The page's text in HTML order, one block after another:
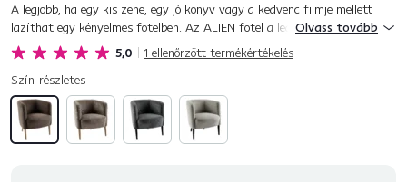
5,0 1 ellenőrzött termékértékelés
A legjobb, ha egy kis zene, egy jó könyv vagy a kedvenc filmje mellett
lazíthat egy kényelmes fotelben. Az ALIEN fotel a legjobb megoldás
Önnek a kikapcsolódáshoz. A fotel teljesen kárpitozott Mat...
Olvass tovább
Szín-részletes